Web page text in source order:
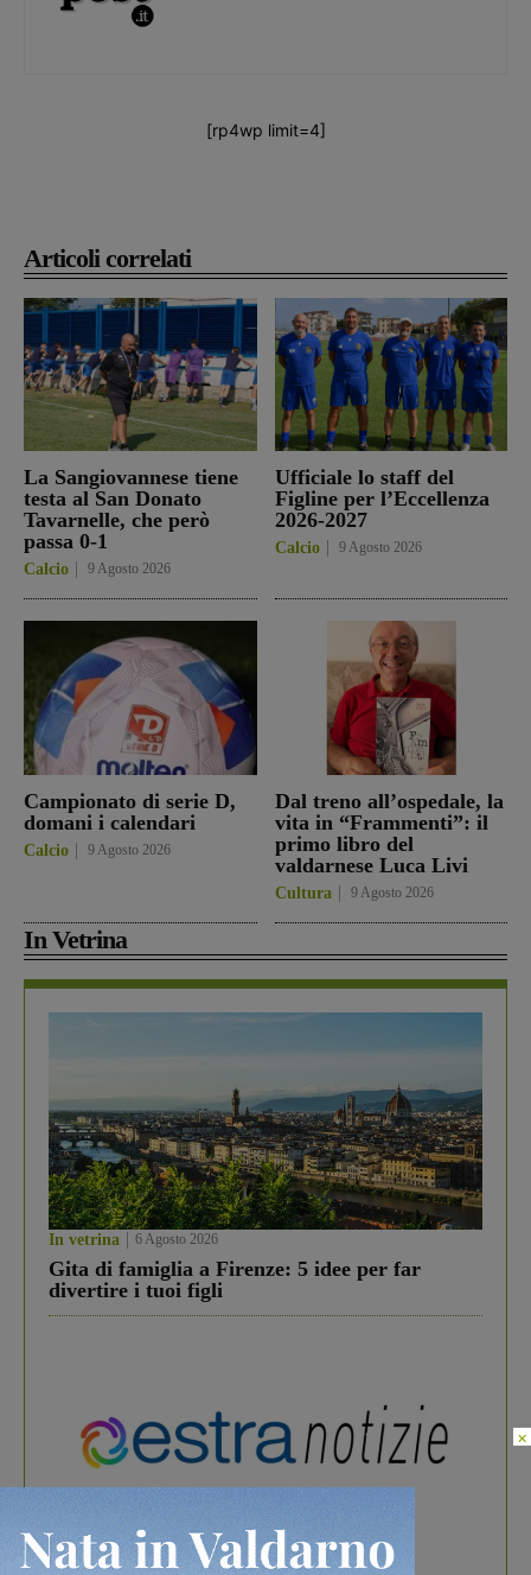
Articoli correlati
La Sangiovannese tiene
testa al San Donato
Tavarnelle, che però
passa 0-1
Calcio 9 Agosto 2026
Ufficiale lo staff del
Figline per l’Eccellenza
2026-2027
Calcio 9 Agosto 2026
Campionato di serie D,
domani i calendari
Calcio 9 Agosto 2026
Dal treno all’ospedale, la
vita in “Frammenti”: il
primo libro del
valdarnese Luca Livi
Cultura 9 Agosto 2026
In Vetrina
In vetrina 6 Agosto 2026
Gita di famiglia a Firenze: 5 idee per far
divertire i tuoi figli
In vetrina 3 Agosto 2026
[rp4wp limit=4]
×